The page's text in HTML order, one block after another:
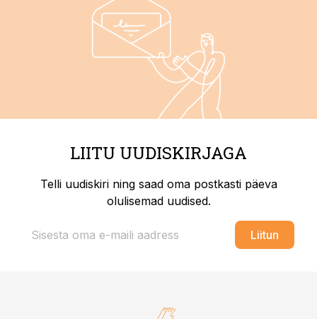
LIITU UUDISKIRJAGA
Telli uudiskiri ning saad oma postkasti päeva
olulisemad uudised.
Liitun